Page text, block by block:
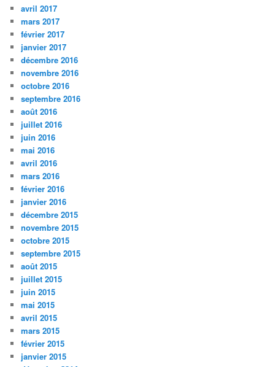
avril 2017
mars 2017
février 2017
janvier 2017
décembre 2016
novembre 2016
octobre 2016
septembre 2016
août 2016
juillet 2016
juin 2016
mai 2016
avril 2016
mars 2016
février 2016
janvier 2016
décembre 2015
novembre 2015
octobre 2015
septembre 2015
août 2015
juillet 2015
juin 2015
mai 2015
avril 2015
mars 2015
février 2015
janvier 2015